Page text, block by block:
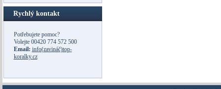
Rychlý kontakt
Potřebujete pomoc?
Volejte 00420 774 572 500
Email: info(zavináč)top-
koralky.cz